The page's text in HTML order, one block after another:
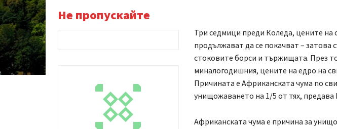
Не пропускайте
Три седмици преди Коледа, цените на
продължават да се покачват –
стоковите борси и тържищата. През
миналогодишния, цените на едро на
Причината е Африканската чума по
унищожаването на 1/5 от тях, предава
Африканската чума е причина за